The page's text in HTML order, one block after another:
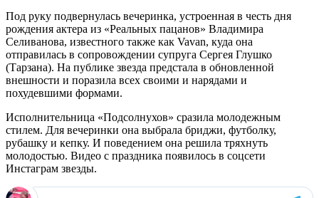
Под руку подвернулась вечеринка, устроенная в честь дня
рождения актера из «Реальных пацанов» Владимира
Селиванова, известного также как Vavan, куда она
отправилась в сопровождении супруга Сергея Глушко
(Тарзана). На публике звезда предстала в обновленной
внешности и поразила всех своими и нарядами и
похудевшими формами.
Исполнительница «Подсолнухов» сразила молодежным
стилем. Для вечеринки она выбрала бриджи, футболку,
рубашку и кепку. И поведением она решила тряхнуть
молодостью. Видео с праздника появилось в соцсети
Инстаграм звезды.